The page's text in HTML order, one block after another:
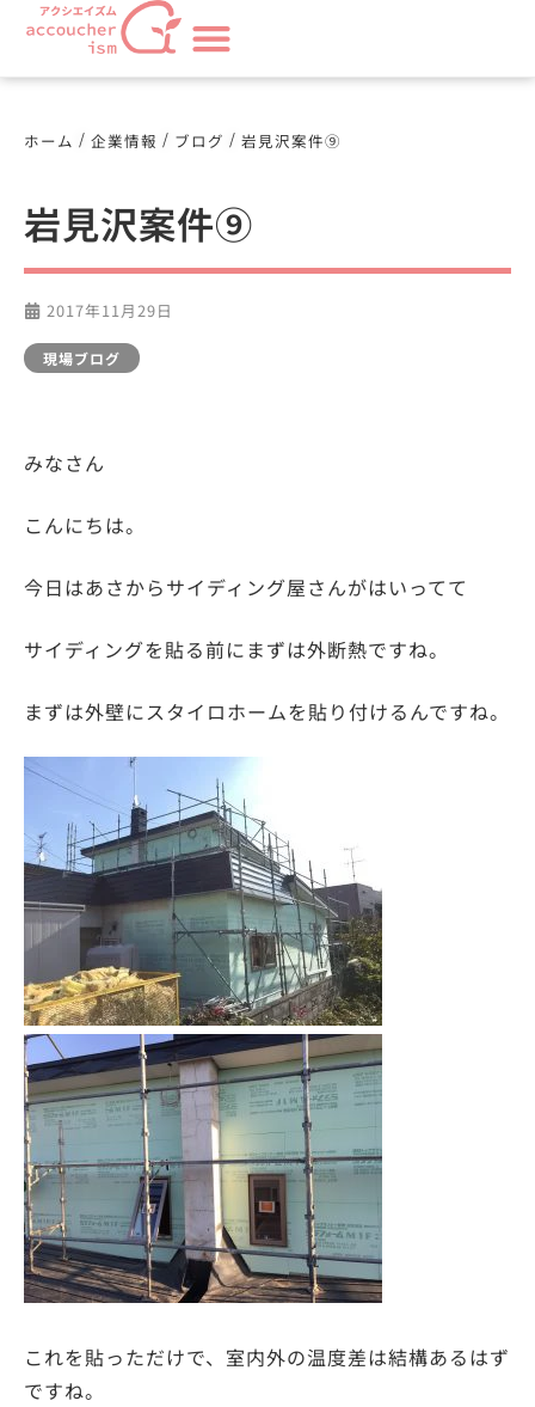
ホーム / 企業情報 / ブログ / 岩見沢案件⑨
岩見沢案件⑨
2017年11月29日
現場ブログ
みなさん
こんにちは。
今日はあさからサイディング屋さんがはいってて
サイディングを貼る前にまずは外断熱ですね。
まずは外壁にスタイロホームを貼り付けるんですね。
これを貼っただけで、室内外の温度差は結構あるはず
ですね。